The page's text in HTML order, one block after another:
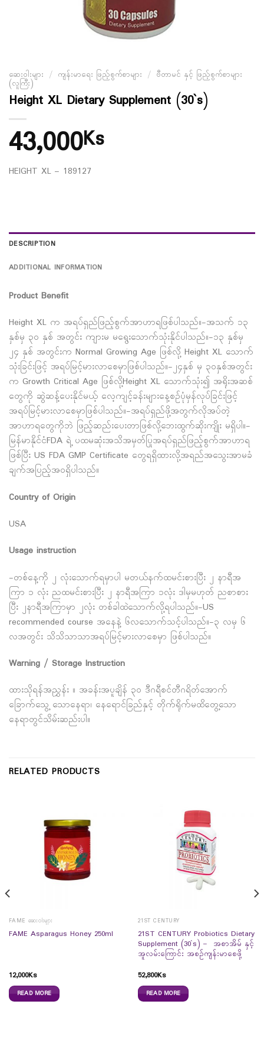
ဆေးဝါးများ / ကျန်းမာရေး ဖြည့်စွက်စာများ / ဗီတာမင် နှင့် ဖြည့်စွက်စာများ
(လူကြီး)
Height XL Dietary Supplement (30`s)
43,000Ks
HEIGHT XL – 189127
DESCRIPTION
ADDITIONAL INFORMATION
Product Benefit
Height XL က အရပ်ရှည်ဖြည့်စွက်အာဟာရဖြစ်ပါသည်။-အသက် ၁၃
နှစ်မှ ၃၀ နှစ် အတွင်း ကျားမ မရွေးသောက်သုံးနိုင်ပါသည်။-၁၃ နှစ်မှ
၂၄ နှစ် အတွင်းက Normal Growing Age ဖြစ်လို့ Height XL သောက်
သုံးခြင်းဖြင့် အရပ်မြင့်မားလာစေမှာဖြစ်ပါသည်။-၂၄နှစ် မှ ၃၀နှစ်အတွင်း
က Growth Critical Age ဖြစ်လို့Height XL သောက်သုံး၍ အရိုးအဆစ်
တွေကို ဆွဲဆန့်ပေးနိုင်မယ့် လေ့ကျင့်ခန်းများနေ့စဉ်ပုံမှန်လုပ်ခြင်းဖြင့်
အရပ်မြင့်မားလာစေမှာဖြစ်ပါသည်။-အရပ်ရှည်ဖို့အတွက်လိုအပ်တဲ့
အာဟာရတွေကိုဘဲ ဖြည့်ဆည်းပေးတာဖြစ်လို့ဘေးထွက်ဆိုးကျိုး မရှိပါ။-
မြန်မာနိုင်ငံFDA ရဲ့ ပထမဆုံးအသိအမှတ်ပြုအရပ်ရှည်ဖြည့်စွက်အာဟာရ
ဖြစ်ပြီး US FDA GMP Certificate တွေရရှိထားလို့အရည်အသွေးအာမခံ
ချက်အပြည့်အဝရှိပါသည်။
Country of Origin
USA
Usage instruction
-တစ်နေ့ကို ၂ လုံးသောက်ရမှာပါ မတယ်နက်ထမင်းစားပြီး ၂ နာရီအ
ကြာ ၁ လုံး ညထမင်းစားပြီး ၂ နာရီအကြာ ၁လုံး ဒါမှမဟုတ် ညစာစား
ပြီး ၂နာရီအကြာမှာ ၂လုံး တစ်ခါထဲသောက်လို့ရပါသည်။-US
recommended course အနေနဲ့ ၆လသောက်သင့်ပါသည်။-၃ လမှ ၆
လအတွင်း သိသိသာသာအရပ်မြင့်မားလာစေမှာ ဖြစ်ပါသည်။
Warning / Storage Instruction
ထားသိုရန်အညွှန်း ။ အခန်းအပူချိန် ၃၀ ဒီဂရီစင်တီဂရိတ်အောက်
ခြောက်သွေ့ သောနေရာ၊ နေရောင်ခြည်နှင့် တိုက်ရိုက်မထိတွေ့သော
နေရာတွင်သိမ်းဆည်းပါ။
RELATED PRODUCTS
FAME ဆေးဝါးများ
FAME Asparagus Honey 250ml
12,000Ks
READ MORE
21ST CENTURY
21ST CENTURY Probiotics Dietary
Supplement (30`s) – အစာအိမ် နှင့်
အူလမ်းကြောင်း အစဉ်ကျန်းမာစေဖို့
52,800Ks
READ MORE